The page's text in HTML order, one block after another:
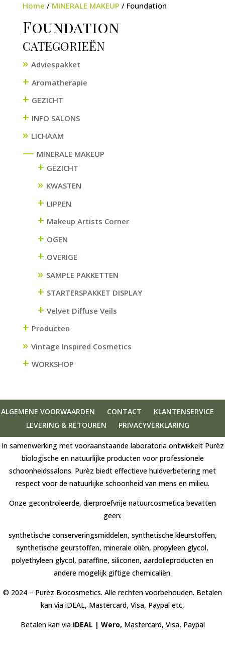
Home / MINERALE MAKEUP / Foundation
Foundation
CATEGORIEËN
Adviespakket
+ Aromatherapie
+ GEZICHT
+ INFO SALONS
LICHAAM
— MINERALE MAKEUP
+ GEZICHT
KWASTEN
+ LIPPEN
+ Makeup Artists Corner
+ OGEN
+ OVERIGE
SAMPLE PAKKETTEN
+ STARTERSPAKKET DISPLAY
+ Velvet Diffuse Veils
+ Producten
Vintage Inspired Cosmetics
+ WORKSHOP
ALGEMENE VOORWAARDEN CONTACT
KLANTENSERVICE
LEVERING & RETOUREN
PRIVACYVERKLARING
In samenwerking met vooraanstaande laboratoria ontwikkelt Purèz
biologische en natuurlijke producten voor professionele
schoonheidssalons. Purèz biedt effectieve huidverbetering met
respect voor de natuurlijke schoonheid van mens en milieu.
Onze gecontroleerde, dierproefvrije natuurcosmetica bevatten
geen:
synthetische conserveringsmiddelen, synthetische kleurstoffen,
synthetische geurstoffen, minerale oliën, propyleen glycol,
polyethyleen glycol, paraffine, siliconen, aardolieproducten en
andere mogelijk giftige chemicaliën.
© 2024 – Purèz Biocosmetics. Alle rechten voorbehouden. Betalen
kan via iDEAL, Mastercard, Visa, Paypal etc,
Betalen kan via iDEAL | Wero, Mastercard, Visa, Paypal